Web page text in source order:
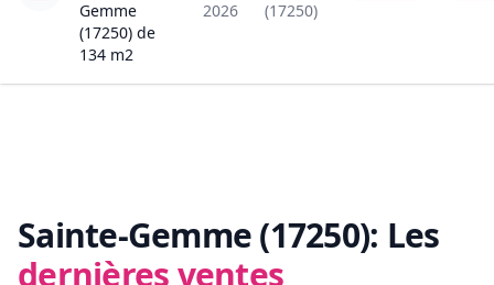
Gemme
(17250) de
134 m2
2026
(17250)
Sainte-Gemme (17250): Les
dernières ventes